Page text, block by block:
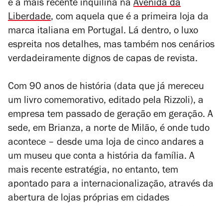
é a mais recente inquilina na Avenida da
Liberdade, com aquela que é a primeira loja da
marca italiana em Portugal. Lá dentro, o luxo
espreita nos detalhes, mas também nos cenários
verdadeiramente dignos de capas de revista.
Com 90 anos de história (data que já mereceu
um livro comemorativo, editado pela Rizzoli), a
empresa tem passado de geração em geração. A
sede, em Brianza, a norte de Milão, é onde tudo
acontece – desde uma loja de cinco andares a
um museu que conta a história da família. A
mais recente estratégia, no entanto, tem
apontado para a internacionalização, através da
abertura de lojas próprias em cidades